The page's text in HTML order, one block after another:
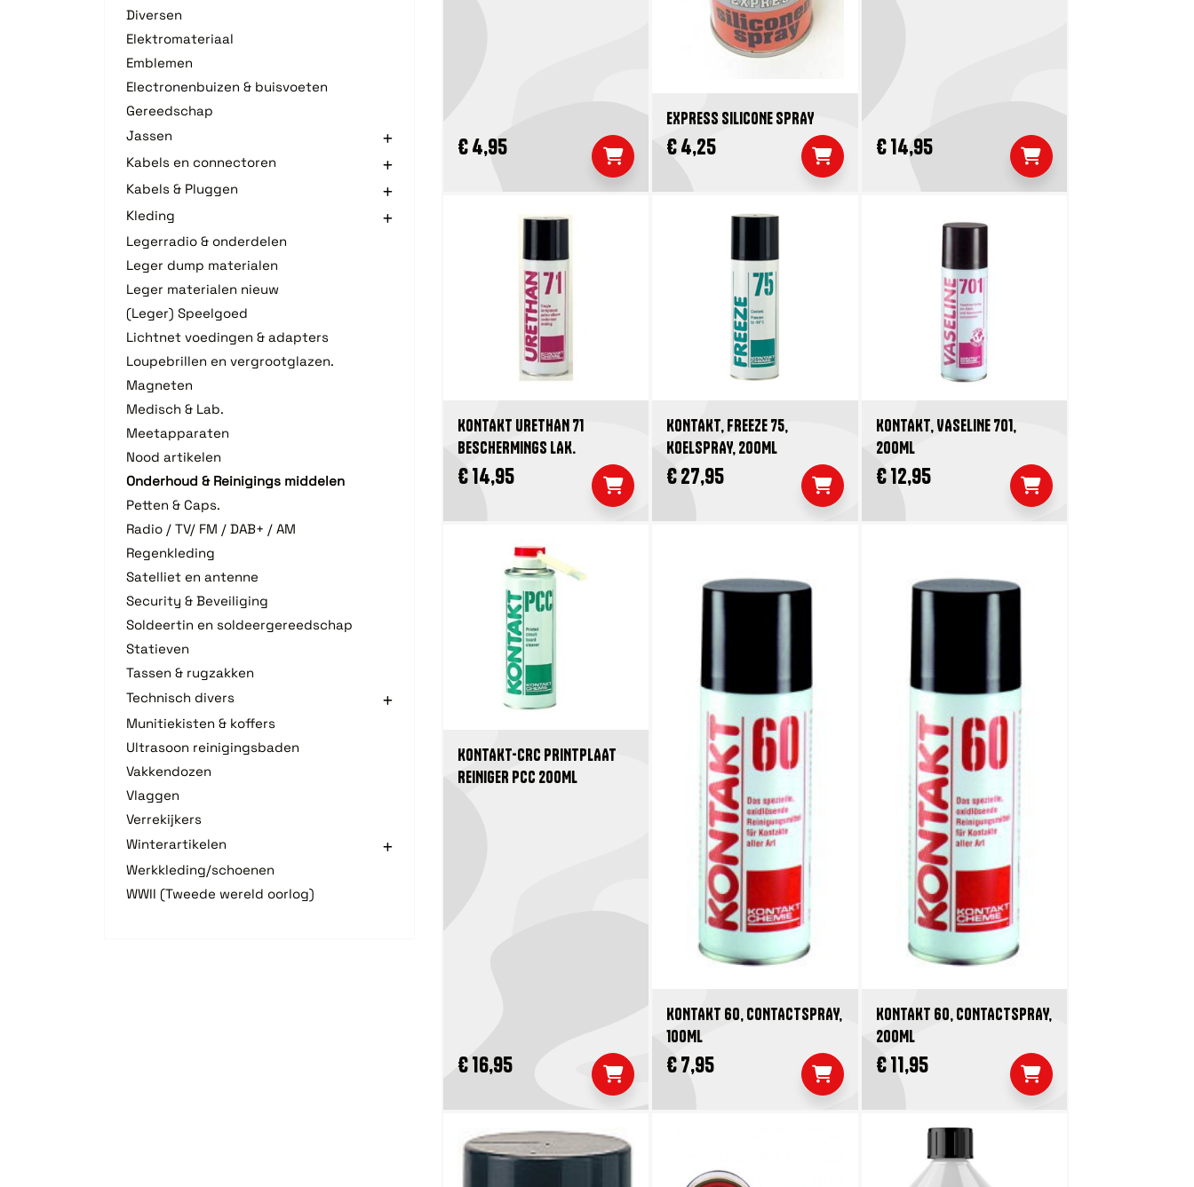
Diversen
Elektromateriaal
Emblemen
Electronenbuizen & buisvoeten
Gereedschap
Jassen
Kabels en connectoren
Kabels & Pluggen
Kleding
Legerradio & onderdelen
Leger dump materialen
Leger materialen nieuw
(Leger) Speelgoed
Lichtnet voedingen & adapters
Loupebrillen en vergrootglazen.
Magneten
Medisch & Lab.
Meetapparaten
Nood artikelen
Onderhoud & Reinigings middelen
Petten & Caps.
Radio / TV/ FM / DAB+ / AM
Regenkleding
Satelliet en antenne
Security & Beveiliging
Soldeertin en soldeergereedschap
Statieven
Tassen & rugzakken
Technisch divers
Munitiekisten & koffers
Ultrasoon reinigingsbaden
Vakkendozen
Vlaggen
Verrekijkers
Winterartikelen
Werkkleding/schoenen
WWII (Tweede wereld oorlog)
€ 4,95
EXPRESS SILICONE SPRAY
€ 4,25 € 14,95
KONTAKT URETHAN 71
BESCHERMINGS LAK.
€ 14,95
KONTAKT, FREEZE 75,
KOELSPRAY, 200ML
€ 27,95
KONTAKT, VASELINE 701,
200ML
€ 12,95
KONTAKT-CRC PRINTPLAAT
REINIGER PCC 200ML
€ 16,95
KONTAKT 60, CONTACTSPRAY,
100ML
€ 7,95
KONTAKT 60, CONTACTSPRAY,
200ML
€ 11,95